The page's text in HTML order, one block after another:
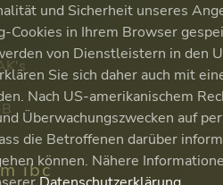
ibc
und Sicherheit unseres
Cookies in Ihrem Browser
von Dienstleistern in den
Sie sich daher auch mit
Nach US-amerikanischem
Überwachungszwecken auf
die Betroffenen darüber
können. Nähere